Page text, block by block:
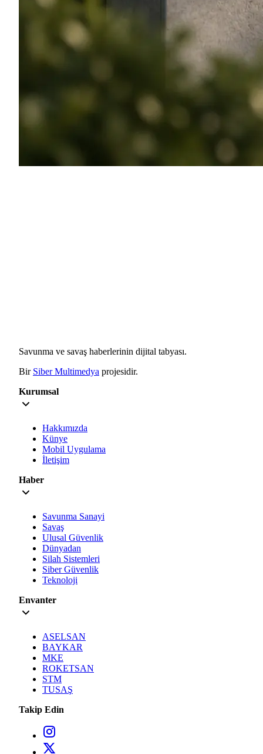
Savunma ve savaş haberlerinin dijital tabyası.
Bir Siber Multimedya projesidir.
Kurumsal
Hakkımızda
Künye
Mobil Uygulama
İletişim
Haber
Savunma Sanayi
Savaş
Ulusal Güvenlik
Dünyadan
Silah Sistemleri
Siber Güvenlik
Teknoloji
Envanter
ASELSAN
BAYKAR
MKE
ROKETSAN
STM
TUSAŞ
Takip Edin